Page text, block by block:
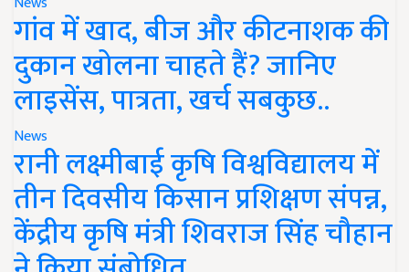
गांव में खाद, बीज और कीटनाशक की
दुकान खोलना चाहते हैं? जानिए
लाइसेंस, पात्रता, खर्च सबकुछ..
News
रानी लक्ष्मीबाई कृषि विश्वविद्यालय में
तीन दिवसीय किसान प्रशिक्षण संपन्न,
केंद्रीय कृषि मंत्री शिवराज सिंह चौहान